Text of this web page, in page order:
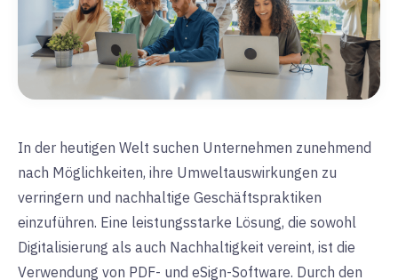
In der heutigen Welt suchen Unternehmen zunehmend
nach Möglichkeiten, ihre Umweltauswirkungen zu
verringern und nachhaltige Geschäftspraktiken
einzuführen. Eine leistungsstarke Lösung, die sowohl
Digitalisierung als auch Nachhaltigkeit vereint, ist die
Verwendung von PDF- und eSign-Software. Durch den